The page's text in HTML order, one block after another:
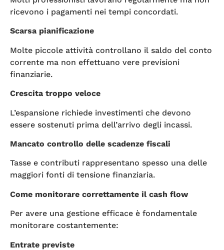
ricevono i pagamenti nei tempi concordati.
Scarsa pianificazione
Molte piccole attività controllano il saldo del conto
corrente ma non effettuano vere previsioni
finanziarie.
Crescita troppo veloce
L’espansione richiede investimenti che devono
essere sostenuti prima dell’arrivo degli incassi.
Mancato controllo delle scadenze fiscali
Tasse e contributi rappresentano spesso una delle
maggiori fonti di tensione finanziaria.
Come monitorare correttamente il cash flow
Per avere una gestione efficace è fondamentale
monitorare costantemente:
Entrate previste